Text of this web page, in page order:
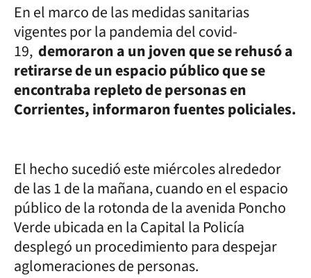
En el marco de las medidas sanitarias
vigentes por la pandemia del covid-
19, demoraron a un joven que se rehusó a
retirarse de un espacio público que se
encontraba repleto de personas en
Corrientes, informaron fuentes policiales.
El hecho sucedió este miércoles alrededor
de las 1 de la mañana, cuando en el espacio
público de la rotonda de la avenida Poncho
Verde ubicada en la Capital la Policía
desplegó un procedimiento para despejar
aglomeraciones de personas.